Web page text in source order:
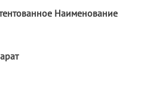
Наименование